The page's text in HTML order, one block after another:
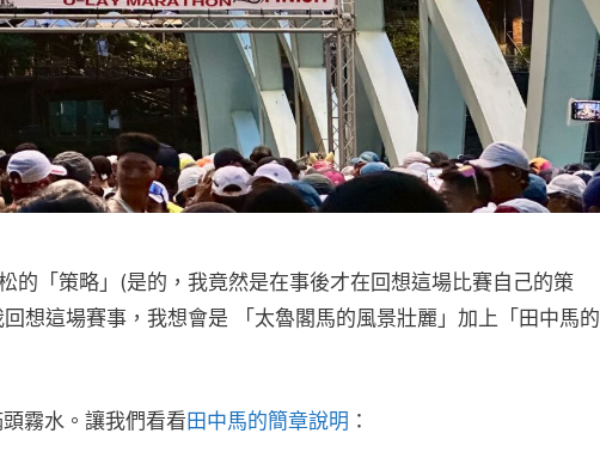
的「策略」(是的，我竟然是在事後才在回想這場比賽自己的策
想這場賽事，我想會是 「太魯閣馬的風景壯麗」加上「田中馬的
霧水。讓我們看看田中馬的簡章說明 ：